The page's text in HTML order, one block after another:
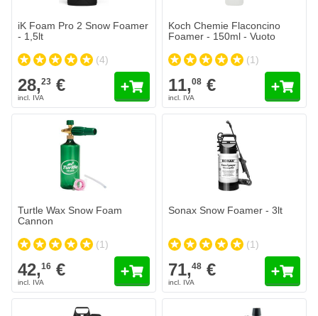
iK Foam Pro 2 Snow Foamer
- 1,5lt
(4)
28,23 €
Koch Chemie Flaconcino
Foamer - 150ml - Vuoto
(1)
11,08 €
Turtle Wax Snow Foam
Cannon
(1)
42,16 €
Sonax Snow Foamer - 3lt
(1)
71,48 €